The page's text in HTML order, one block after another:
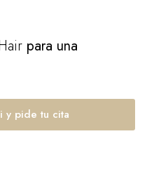
para una
y pide tu cita